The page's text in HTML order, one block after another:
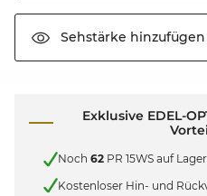
Sehstärke hinzufügen
Exklusive EDEL-
Noch 62 PR 15WS auf Lager
Kostenloser Hin- und